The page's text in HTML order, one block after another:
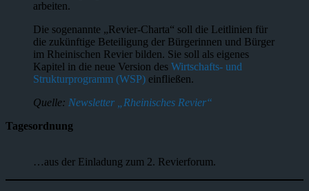
arbeiten.
Die sogenannte „Revier-Charta“ soll die Leitlinien für
die zukünftige Beteiligung der Bürgerinnen und Bürger
im Rheinischen Revier bilden. Sie soll als eigenes
Kapitel in die neue Version des Wirtschafts- und
Strukturprogramm (WSP) einfließen.
Quelle: Newsletter „Rheinisches Revier“
Tagesordnung
…aus der Einladung zum 2. Revierforum.